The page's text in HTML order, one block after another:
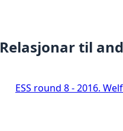
Relasjonar til
ESS round 8 - 2016.